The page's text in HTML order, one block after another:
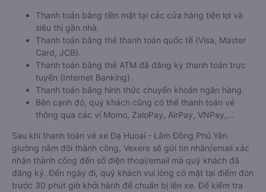
Thanh toán bằng tiền mặt tại các cửa hàng tiện lợi và
siêu thị gần nhà.
Thanh toán bằng thẻ thanh toán quốc tế (Visa, Master
Card, JCB).
Thanh toán bằng thẻ ATM đã đăng ký thanh toán trực
tuyến (Internet Banking).
Thanh toán bằng hình thức chuyển khoản ngân hàng.
Bên cạnh đó, quý khách cũng có thể thanh toán vé
thông qua các ví Momo, ZaloPay, AirPay, VNPay,…
Sau khi thanh toán vé xe Đạ Huoai - Lâm Đồng Phú Yên
giường nằm đôi thành công, Vexere sẽ gửi tin nhắn/email xác
nhận thành công đến số điện thoại/email mà quý khách đã
đăng ký. Đến ngày đi, quý khách vui lòng có mặt tại điểm đón
trước 30 phút giờ khởi hành để chuẩn bị lên xe. Để kiểm tra